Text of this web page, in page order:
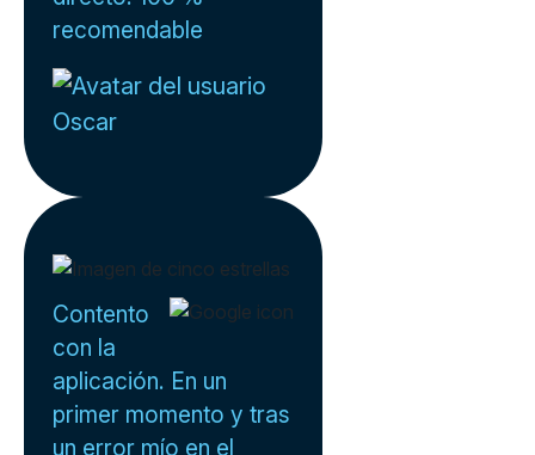
recomendable
Oscar
Contento
con la
aplicación. En un
primer momento y tras
un error mío en el